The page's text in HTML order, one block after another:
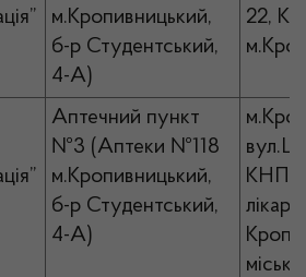
м.Кропивницький,
б-р Студентський,
4-А)
22,
Аптечний пункт
№3 (Аптеки №118
м.Кропивницький,
б-р Студентський,
4-А)
КНП